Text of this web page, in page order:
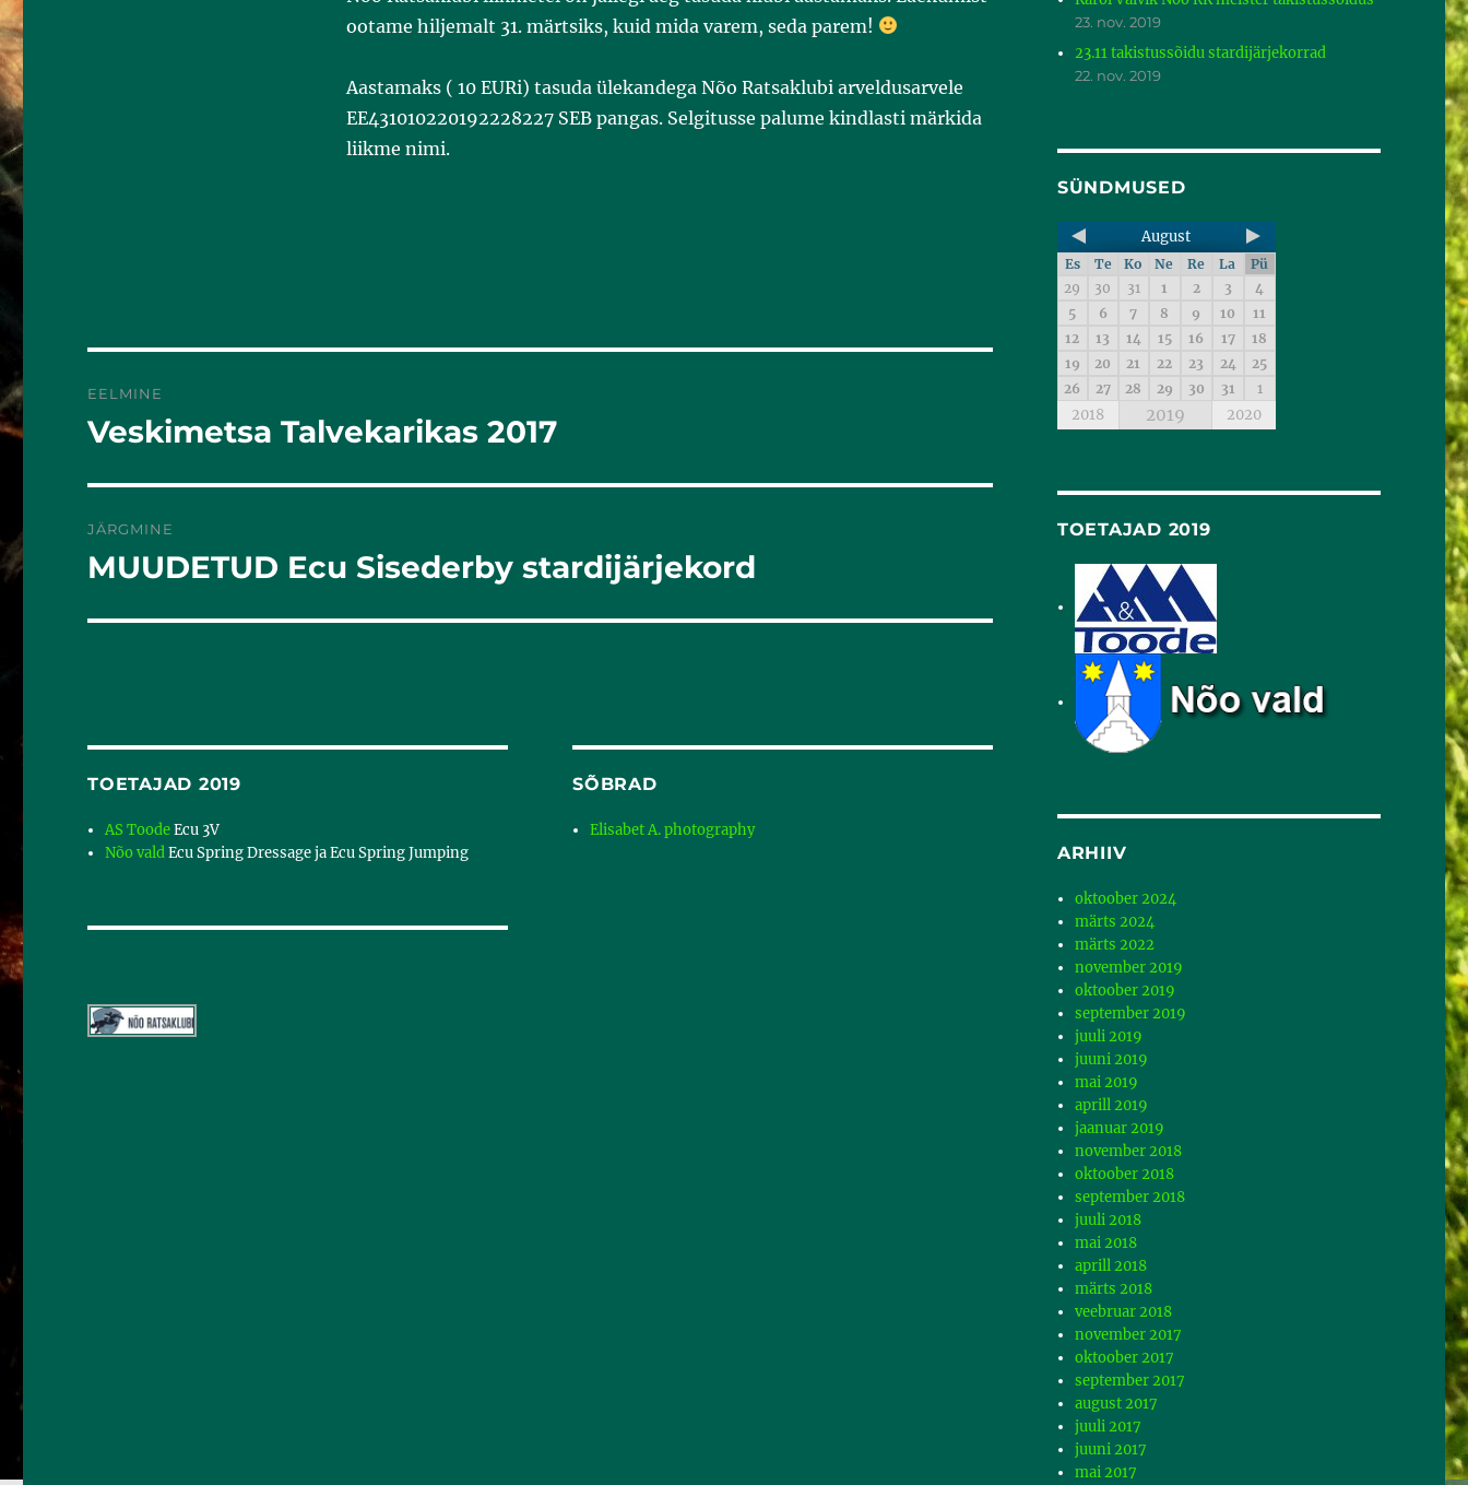
k
ootame hiljemalt 31. märtsiks, kuid mida varem, seda parem!
Aastamaks ( 10 EURi) tasuda ülekandega Nõo Ratsaklubi arveldusarvele
EE431010220192228227 SEB pangas. Selgitusse palume kindlasti märkida
liikme nimi.
EELMINE
Eelmine
Veskimetsa Talvekarikas 2017
JÄRGMINE
Järgmine
MUUDETUD Ecu Sisederby stardijärjekord
TOETAJAD 2019
AS ToodeEcu 3V
Nõo valdEcu Spring Dressage ja Ecu Spring Jumping
SÕBRAD
Elisabet A. photography
23. nov. 2019
23.11 takistussõidu stardijärjekorrad
22. nov. 2019
SÜNDMUSED
August
Es Te Ko Ne Re La
Pü
29
30 31 1 2 3
4
5
6 7 8 9 10
11
12
13 14 15 16 17
18
19
20 21 22 23 24
25
26
27 28 29 30 31 1
2018 2019 2020
TOETAJAD 2019
ARHIIV
oktoober 2024
märts 2024
märts 2022
november 2019
oktoober 2019
september 2019
juuli 2019
juuni 2019
mai 2019
aprill 2019
jaanuar 2019
november 2018
oktoober 2018
september 2018
juuli 2018
mai 2018
aprill 2018
märts 2018
veebruar 2018
november 2017
oktoober 2017
september 2017
august 2017
juuli 2017
juuni 2017
mai 2017